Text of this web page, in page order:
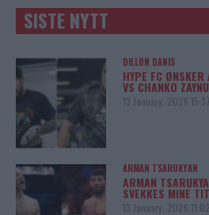
SISTE NYTT
DILLON DANIS
HYPE FC
VS CHANKO
13 January, 2026 15:37
ARMAN TSARUKYAN
ARMAN
SVEKKES MINE
13 January, 2026 11:02